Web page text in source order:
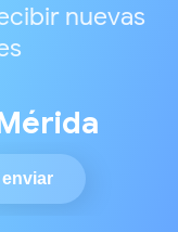
nuevas